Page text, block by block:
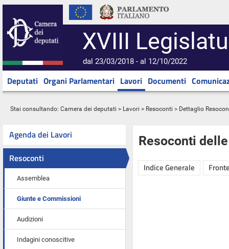
XVIII
dal 23/03/2018 - al 12/10/2022
Deputati Organi Parlamentari Lavori Documenti
Stai consultando: Camera dei deputati > Lavori > Resoconti > Dettaglio
Agenda dei Lavori
Resoconti
Assemblea
Giunte e Commissioni
Audizioni
Indagini conoscitive
Resoconti
Indice Generale